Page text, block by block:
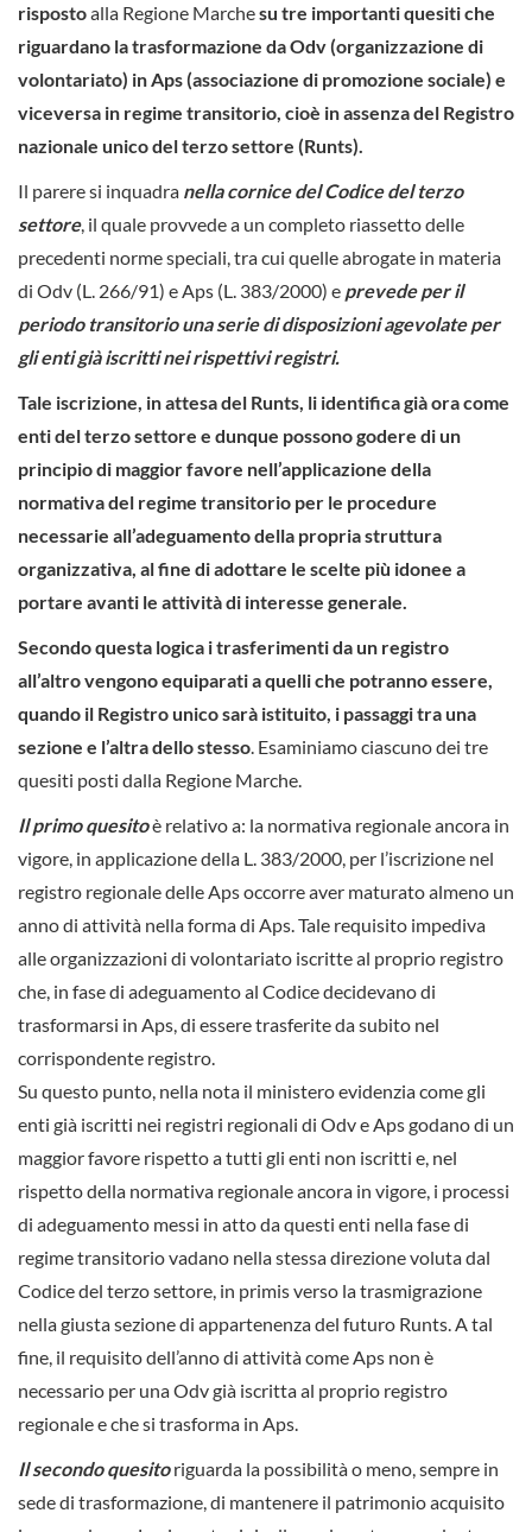
rispostoalla Regione Marchesu tre importanti quesiti che
riguardano la trasformazione da Odv (organizzazione di
volontariato) in Aps (associazione di promozione sociale) e
viceversa in regime transitorio, cioè in assenza del Registro
nazionale unico del terzo settore (Runts).
Il parere si inquadra nella cornice del Codice del terzo
settore, il quale provvede a un completo riassetto delle
precedenti norme speciali, tra cui quelle abrogate in materia
di Odv (L. 266/91) e Aps (L. 383/2000) e prevede per il
periodo transitorio una serie di disposizioni agevolate per
gli enti già iscritti nei rispettivi registri.
Tale iscrizione, in attesa del Runts, li identifica già ora come
enti del terzo settore e dunque possono godere di un
principio di maggior favore nell’applicazione della
normativa del regime transitorio per le procedure
necessarie all’adeguamento della propria struttura
organizzativa, al fine di adottare le scelte più idonee a
portare avanti le attività di interesse generale.
Secondo questa logica i trasferimenti da un registro
all’altro vengono equiparati a quelli che potranno essere,
quando il Registro unico sarà istituito, i passaggi tra una
sezione e l’altra dello stesso. Esaminiamo ciascuno dei tre
quesiti posti dalla Regione Marche.
Il primo quesitoè relativo a: la normativa regionale ancora in
vigore, in applicazione della L. 383/2000, per l’iscrizione nel
registro regionale delle Aps occorre aver maturato almeno un
anno di attività nella forma di Aps. Tale requisito impediva
alle organizzazioni di volontariato iscritte al proprio registro
che, in fase di adeguamento al Codice decidevano di
trasformarsi in Aps, di essere trasferite da subito nel
corrispondente registro.
Su questo punto, nella nota il ministero evidenzia come gli
enti già iscritti nei registri regionali di Odv e Aps godano di un
maggior favore rispetto a tutti gli enti non iscritti e, nel
rispetto della normativa regionale ancora in vigore, i processi
di adeguamento messi in atto da questi enti nella fase di
regime transitorio vadano nella stessa direzione voluta dal
Codice del terzo settore, in primis verso la trasmigrazione
nella giusta sezione di appartenenza del futuro Runts. A tal
fine, il requisito dell’anno di attività come Aps non è
necessario per una Odv già iscritta al proprio registro
regionale e che si trasforma in Aps.
Il secondo quesitoriguarda la possibilità o meno, sempre in
sede di trasformazione, di mantenere il patrimonio acquisito